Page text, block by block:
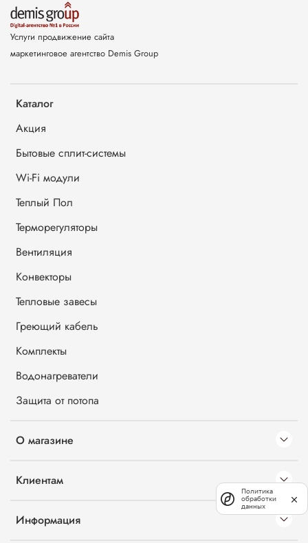
Каталог
Акция
Бытовые сплит-системы
Wi-Fi модули
Теплый Пол
Терморегуляторы
Вентиляция
Конвекторы
Тепловые завесы
Греющий кабель
Комплекты
Водонагреватели
Защита от потопа
О магазине
Клиентам
Информация
Услуги продвижение сайта
маркетинговое агентство Demis Group
Политика
обработки
данных